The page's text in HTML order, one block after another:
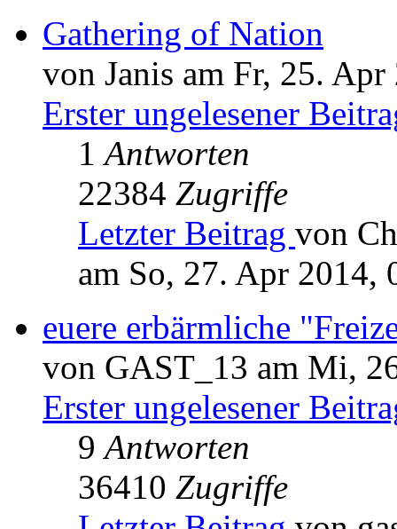
Gathering of Nation
von Janis am Fr, 25.
Erster ungelesener
1Antworten
22384 Zugriffe
Letzter Beitrag von
am So, 27. Apr 2014,
euere erbärmliche
von GAST_13 am Mi,
Erster ungelesener
9Antworten
36410 Zugriffe